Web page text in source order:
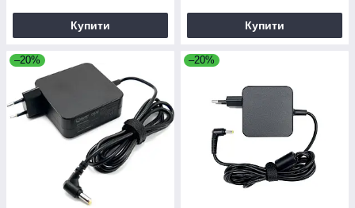
Купити Купити
–20% –20%